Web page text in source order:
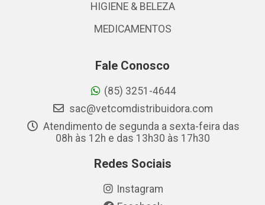
HIGIENE & BELEZA
MEDICAMENTOS
Fale Conosco
(85) 3251-4644
sac@vetcomdistribuidora.com
Atendimento de segunda a sexta-feira das
08h às 12h e das 13h30 às 17h30
Redes Sociais
Instagram